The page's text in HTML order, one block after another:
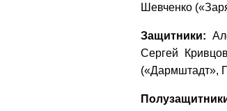
Шевченко
Защитники:
Сергей
(«Дармштадт»,